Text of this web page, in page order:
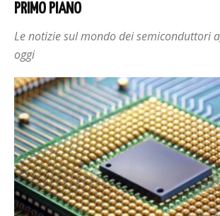
PRIMO PIANO
Le notizie sul mondo dei semiconduttori
oggi